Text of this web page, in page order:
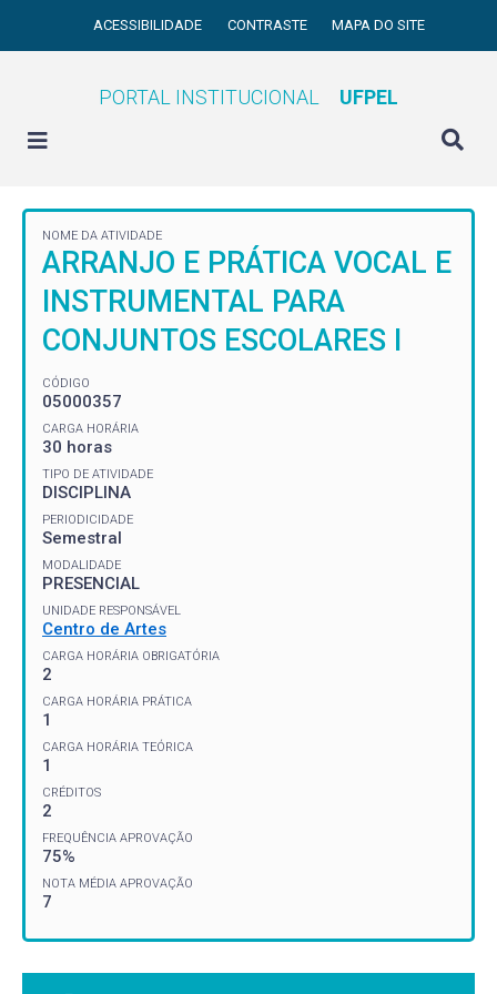
ACESSIBILIDADE CONTRASTE MAPA DO SITE
PORTAL INSTITUCIONAL UFPEL
NOME DA ATIVIDADE
ARRANJO E PRÁTICA VOCAL E
INSTRUMENTAL PARA
CONJUNTOS ESCOLARES I
CÓDIGO
05000357
CARGA HORÁRIA
30 horas
TIPO DE ATIVIDADE
DISCIPLINA
PERIODICIDADE
Semestral
MODALIDADE
PRESENCIAL
UNIDADE RESPONSÁVEL
Centro de Artes
CARGA HORÁRIA OBRIGATÓRIA
2
CARGA HORÁRIA PRÁTICA
1
CARGA HORÁRIA TEÓRICA
1
CRÉDITOS
2
FREQUÊNCIA APROVAÇÃO
75%
NOTA MÉDIA APROVAÇÃO
7